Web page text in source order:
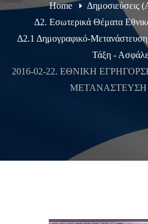
Home
Δημοσιεύσεις
Δ2. Εσωτερικά Θέματα
Δ2.1 Δημογραφικό-
Τάξη -
2016-02-22. ΕΘΝΙΚΗ
ΜΕΤΑΝΑΣΤΕΥΣΗ